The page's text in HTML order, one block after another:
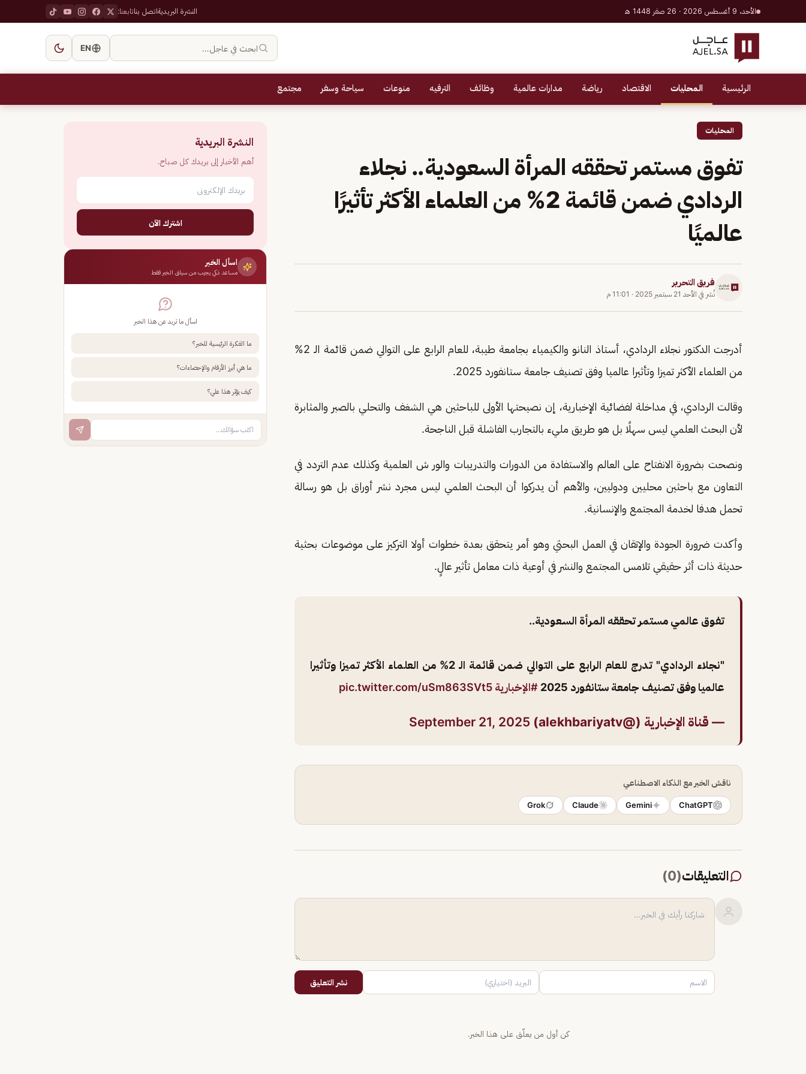
الأحد، 9 أغسطس 2026 · 26 صفر 1448 هـ النشرة البريديةاتصل بناتابعنا:
ابحث في عاجل… EN
الرئيسية المحليات الاقتصاد رياضة مدارات عالمية وظائف الترفيه منوعات سياحة وسفر مجتمع
المحليات
تفوق مستمر تحققه المرأة السعودية.. نجلاء
الردادي ضمن قائمة 2% من العلماء الأكثر تأثيرًا
عالميًا
فريق التحرير
نُشر في الأحد 21 سبتمبر 2025 · 11:01 م
أدرجت الدكتور نجلاء الردادي، أستاذ النانو والكيمياء بجامعة طيبة، للعام الرابع على التوالي ضمن قائمة الـ 2%
من العلماء الأكثر تميزا وتأثيرا عالميا وفق تصنيف جامعة ستانفورد 2025.
وقالت الردادي، في مداخلة لفضائية الإخبارية، إن نصيحتها الأولى للباحثين هي الشغف والتحلي بالصبر والمثابرة
لأن البحث العلمي ليس سهلًا بل هو طريق مليء بالتجارب الفاشلة قبل الناجحة.
ونصحت بضرورة الانفتاح على العالم والاستفادة من الدورات والتدريبات والور ش العلمية وكذلك عدم التردد في
التعاون مع باحثين محليين ودوليين، والأهم أن يدركوا أن البحث العلمي ليس مجرد نشر أوراق بل هو رسالة
تحمل هدفا لخدمة المجتمع والإنسانية.
وأكدت ضرورة الجودة والإتقان في العمل البحثي وهو أمر يتحقق بعدة خطوات أولا التركيز على موضوعات بحثية
حديثة ذات أثر حقيقي تلامس المجتمع والنشر في أوعية ذات معامل تأثير عالٍ.
تفوق عالمي مستمر تحققه المرأة السعودية..
"نجلاء الردادي" تدرج للعام الرابع على التوالي ضمن قائمة الـ 2% من العلماء الأكثر تميزا وتأثيرا
عالميا وفق تصنيف جامعة ستانفورد 2025
#الإخبارية pic.twitter.com/uSm863SVt5
— قناة الإخبارية (@alekhbariyatv) September 21, 2025
ناقش الخبر مع الذكاء الاصطناعي
ChatGPT
Gemini
Claude
Grok
التعليقات(
0
)
نشر التعليق
كن أول من يعلّق على هذا الخبر.
النشرة البريدية
أهم الأخبار إلى بريدك كل صباح.
اشترك الآن
اسأل الخبر
مساعد ذكي يجيب من سياق الخبر فقط
اسأل ما تريد عن هذا الخبر
ما الفكرة الرئيسية للخبر؟
ما هي أبرز الأرقام والإحصاءات؟
كيف يؤثر هذا علي؟